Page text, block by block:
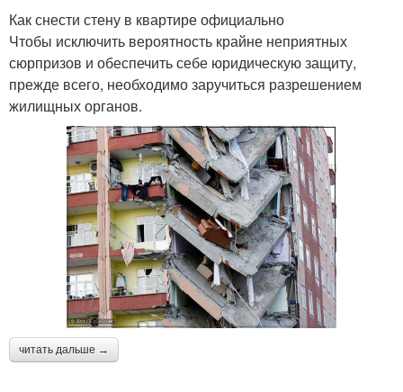
Как снести стену в квартире официально
Чтобы исключить вероятность крайне неприятных
сюрпризов и обеспечить себе юридическую защиту,
прежде всего, необходимо заручиться разрешением
жилищных органов.
читать дальше →